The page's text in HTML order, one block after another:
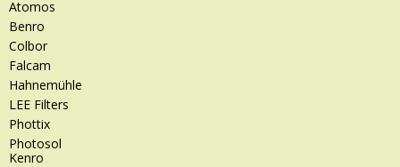
Atomos
Benro
Colbor
Falcam
Hahnemühle
LEE Filters
Phottix
Photosol
Kenro